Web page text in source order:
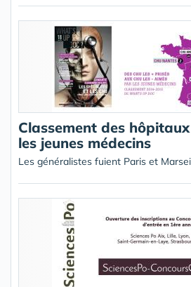
Classement des
les jeunes médecins
Les généralistes fuient Paris et